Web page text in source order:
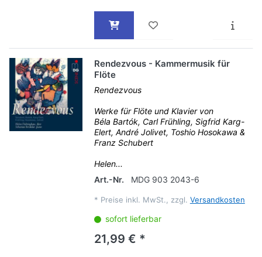
Rendezvous - Kammermusik für
Flöte
Rendezvous
Werke für Flöte und Klavier von
Béla Bartók, Carl Frühling, Sigfrid Karg-
Elert, André Jolivet, Toshio Hosokawa &
Franz Schubert
Helen...
Art.-Nr.
MDG 903 2043-6
* Preise inkl. MwSt., zzgl. Versandkosten
sofort lieferbar
21,99 € *